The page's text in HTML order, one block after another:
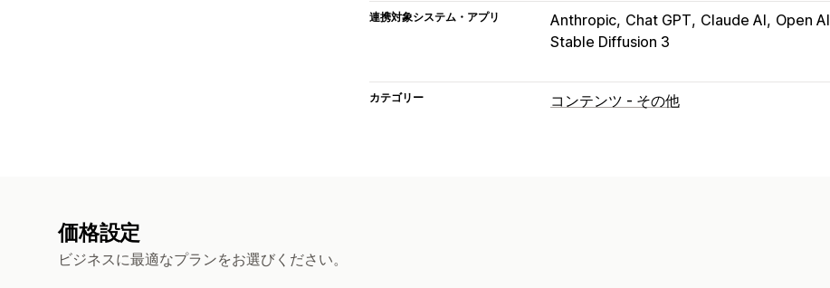
連携対象システム・アプリ Anthropic Chat GPT Claude AI Open AI
Stable Diffusion 3
カテゴリー コンテンツ - その他
価格設定
ビジネスに最適なプランをお選びください。